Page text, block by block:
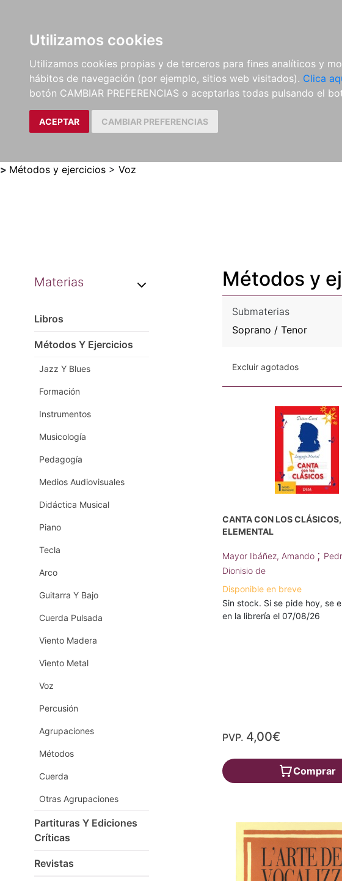
Utilizamos cookies
Utilizamos cookies propias y de terceros para fines analíticos y
hábitos de navegación (por ejemplo, sitios web visitados). Clica
botón CAMBIAR PREFERENCIAS o aceptarlas todas pulsando el
ACEPTAR CAMBIAR PREFERENCIAS
LIBROS
MÉTODOS Y
EJERCICIOS
PARTITURAS Y EDICIONES
CRÍTICAS
> Métodos y ejercicios > Voz
Materias
Libros
Métodos Y Ejercicios
Jazz Y Blues
Formación
Instrumentos
Musicología
Pedagogía
Medios Audiovisuales
Didáctica Musical
Piano
Tecla
Arco
Guitarra Y Bajo
Cuerda Pulsada
Viento Madera
Viento Metal
Voz
Percusión
Agrupaciones
Métodos
Cuerda
Otras Agrupaciones
Partituras Y Ediciones
Críticas
Revistas
Métodos y
Submaterias
Soprano / Tenor
Excluir agotados
CANTA CON LOS CLÁSICOS,
ELEMENTAL
Mayor Ibáñez, Amando ;
Dionisio de
Disponible en breve
Sin stock. Si se pide hoy, se
en la librería el 07/08/26
PVP. 4,00€
Comprar